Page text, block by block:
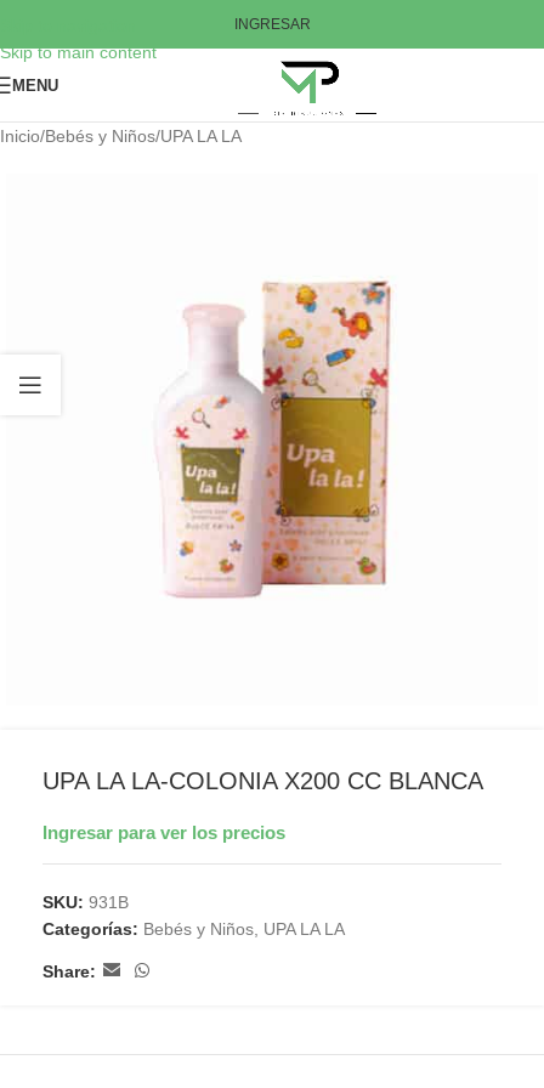
Skip to main content
INGRESAR
MENU
Inicio/Bebés y Niños/UPA LA LA
UPA LA LA-COLONIA X200 CC BLANCA
Ingresar para ver los precios
SKU: 931B
Categorías: Bebés y Niños UPA LA LA
Share: